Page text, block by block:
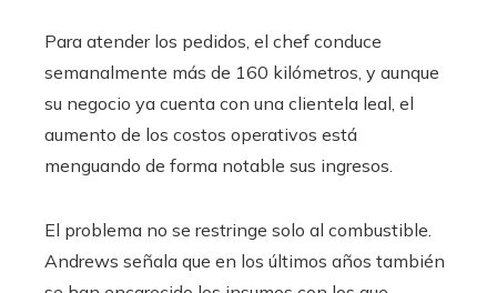
Para atender los pedidos, el chef conduce
semanalmente más de 160 kilómetros, y aunque
su negocio ya cuenta con una clientela leal, el
aumento de los costos operativos está
menguando de forma notable sus ingresos.
El problema no se restringe solo al combustible.
Andrews señala que en los últimos años también